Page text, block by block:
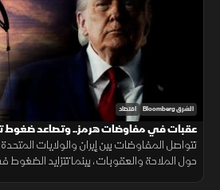
الشرق Bloomberg اقتصاد
عقبات في مفاوضات هرمز.. وتصاعد ضغوط
تتواصل المفاوضات بين إيران والولايات
حول الملاحة والعقوبات، بينما تتزايد